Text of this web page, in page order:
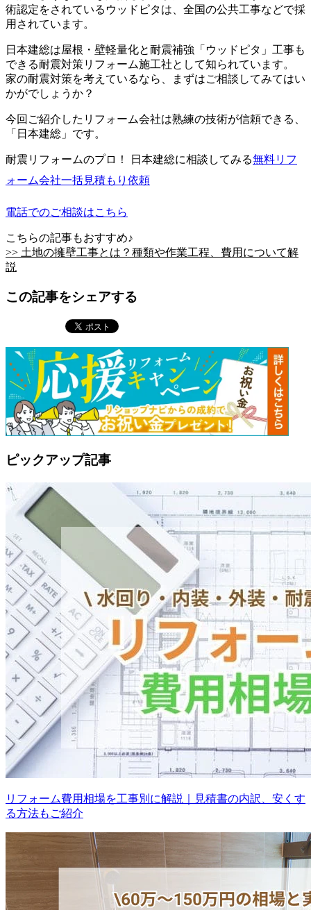
術認定をされているウッドピタは、全国の公共工事などで採
用されています。
日本建総は屋根・壁軽量化と耐震補強「ウッドピタ」工事も
できる耐震対策リフォーム施工社として知られています。
家の耐震対策を考えているなら、まずはご相談してみてはい
かがでしょうか？
今回ご紹介したリフォーム会社は熟練の技術が信頼できる、
「日本建総」です。
耐震リフォームのプロ！ 日本建総に相談してみる無料リフ
ォーム会社一括見積もり依頼
電話でのご相談はこちら
こちらの記事もおすすめ♪
>> 土地の擁壁工事とは？種類や作業工程、費用について解
説
この記事をシェアする
ピックアップ記事
リフォーム費用相場を工事別に解説｜見積書の内訳、安くす
る方法もご紹介